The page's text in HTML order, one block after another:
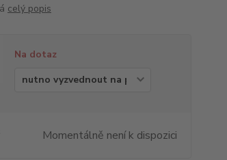
celý popis
Na dotaz
Momentálně není k dispozici